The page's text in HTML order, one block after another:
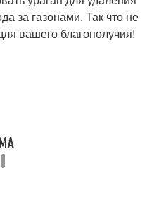
за газонами. Так что не
вашего благополучия!